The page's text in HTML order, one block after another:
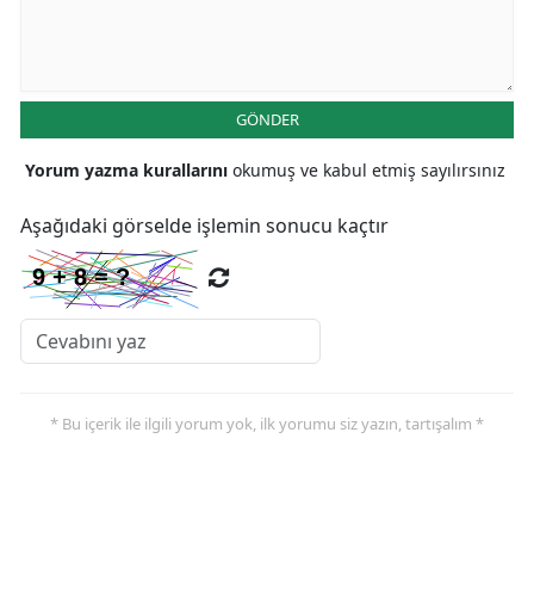
Malatya
GÖNDER
Yorum yazma kurallarını okumuş ve kabul etmiş sayılırsınız
Aşağıdaki görselde işlemin sonucu kaçtır
* Bu içerik ile ilgili yorum yok, ilk yorumu siz yazın, tartışalım *